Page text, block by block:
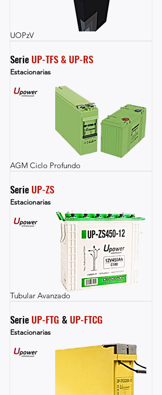
UOPzV
Serie UP-TFS & UP-RS
Estacionarias
AGM Ciclo Profundo
Serie UP-ZS
Estacionarias
Tubular Avanzado
Serie UP-FTG & UP-FTCG
Estacionarias